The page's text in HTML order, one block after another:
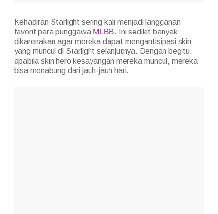
Kehadiran Starlight sering kali menjadi langganan
favorit para punggawa MLBB. Ini sedikit banyak
dikarenakan agar mereka dapat mengantisipasi skin
yang muncul di Starlight selanjutnya. Dengan begitu,
apabila skin hero kesayangan mereka muncul, mereka
bisa menabung dari jauh-jauh hari.